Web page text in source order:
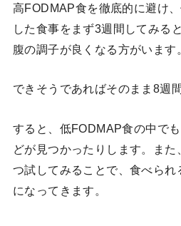
高FODMAP食を徹底的に避け
した食事をまず3週間してみる
腹の調子が良くなる方がいます
できそうであればそのまま8週
すると、低FODMAP食の中で
どが見つかったりします。ま
つ試してみることで、食べられ
になってきます。